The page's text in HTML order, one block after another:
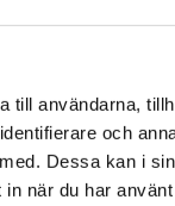
till användarna,
och
Dessa kan i
när du har
via en
utanför